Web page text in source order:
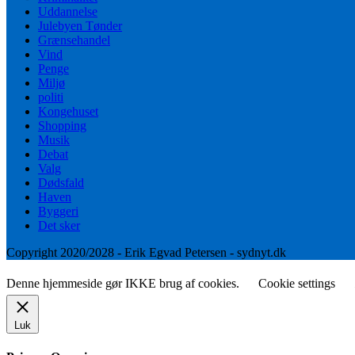
Uddannelse
Julebyen Tønder
Grænsehandel
Vind
Penge
Miljø
politi
Kongehuset
Shopping
Musik
Debat
Valg
Dødsfald
Haven
Byggeri
Det sker
Copyright 2020/2028 - Erik Egvad Petersen - sydnyt.dk
Denne hjemmeside gør IKKE brug af cookies. Cookie settings
Luk